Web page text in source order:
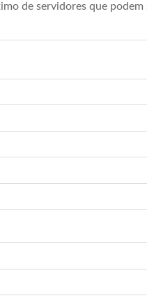
de servidores que